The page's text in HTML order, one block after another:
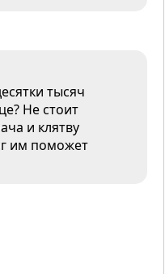
тысяч
Не стоит
и клятву
им поможет